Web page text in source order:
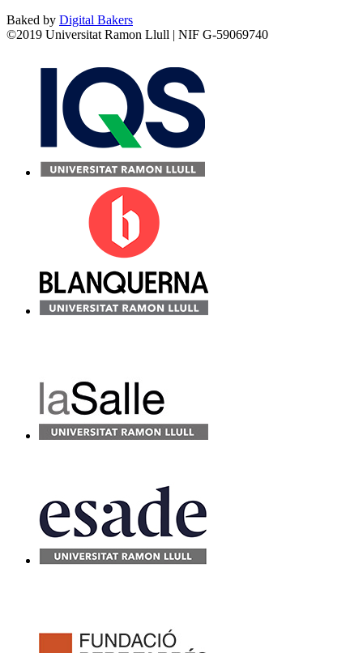
Baked by Digital Bakers
©2019 Universitat Ramon Llull | NIF G-59069740